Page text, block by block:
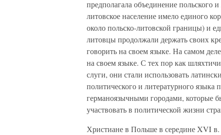
предполагала объединение польского
литовское население имело единого
около польско-литовской границы) и
литовцы продолжали держать своих
говорить на своем языке. На самом
на своем языке. С тех пор как
слуги, они стали использовать
политического и литературного
германоязычными городами, которые
участвовать в политической жизни
Христиане в Польше в середине XVI в.